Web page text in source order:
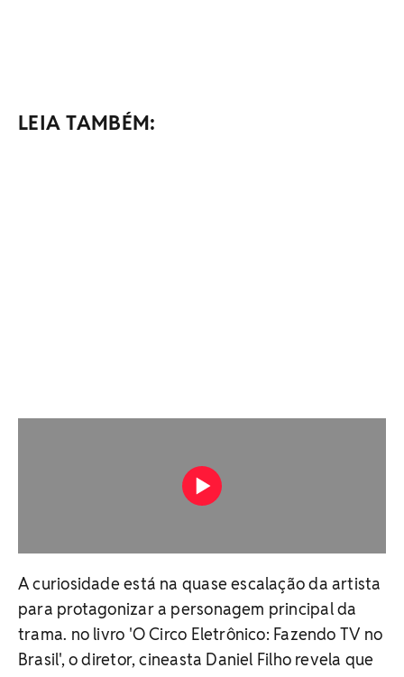
LEIA TAMBÉM:
A curiosidade está na quase escalação da artista
para protagonizar a personagem principal da
trama. no livro 'O Circo Eletrônico: Fazendo TV no
Brasil', o diretor, cineasta Daniel Filho revela que